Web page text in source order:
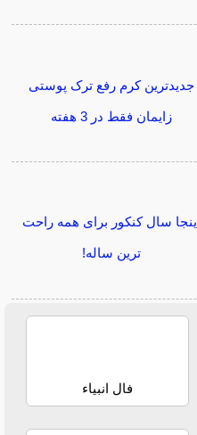
جدیدترین کرم رفع ترک پوستی
زایمان فقط در 3 هفته
اینجا سال کنکور برای همه راحت
ترین ساله!
فال انبیاء